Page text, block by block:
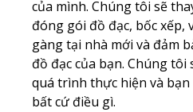
của mình. Chúng tôi sẽ
đóng gói đồ đạc, bốc xếp,
gàng tại nhà mới và đảm
đồ đạc của bạn. Chúng
quá trình thực hiện và
bất cứ điều gì.